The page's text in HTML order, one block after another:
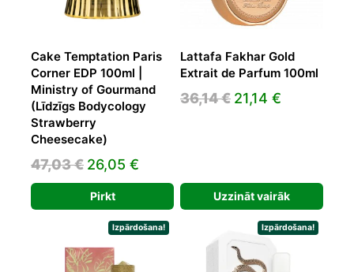
Cake Temptation Paris
Corner EDP 100ml |
Ministry of Gourmand
(Līdzīgs Bodycology
Strawberry
Cheesecake)
47,03€ Original
price
was:
47,03 €.
26,05 €
price
is:
26,05 €.
Pirkt
Lattafa Fakhar Gold
Extrait de Parfum 100ml
36,14€ Original
21,14 €
Uzzināt vairāk
Izpārdošana! Izpārdošana!